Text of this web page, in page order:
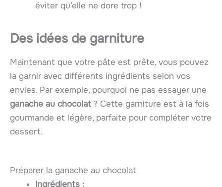
éviter qu’elle ne dore trop !
Des idées de garniture
Maintenant que votre pâte est prête, vous pouvez
la garnir avec différents ingrédients selon vos
envies. Par exemple, pourquoi ne pas essayer une
ganache au chocolat? Cette garniture est à la fois
gourmande et légère, parfaite pour compléter votre
dessert.
Préparer la ganache au chocolat
Ingrédients :